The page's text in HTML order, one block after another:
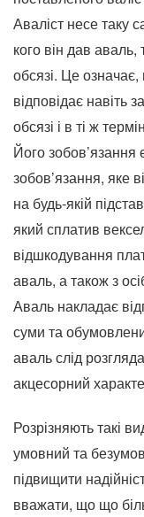
Аваліст несе таку
кого він дав
обсязі. Це
відповідає навіть
обсязі і в ті ж
Його зобов’язання
зобов’язання, яке
на будь-якій
який сплатив
відшкодування
аваль, а також з
Аваль накладає
суми та
аваль слід
акцесорний
Розрізняють такі
умовний та
підвищити
вважати, що що